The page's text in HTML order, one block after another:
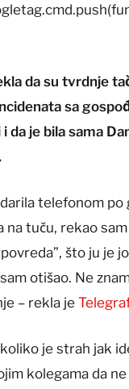
da su tvrdnje
sa
i da je bila sama
telefonom po
na tuču, rekao
što ju je
otišao. Ne
– rekla je
je strah jak
kolegama da